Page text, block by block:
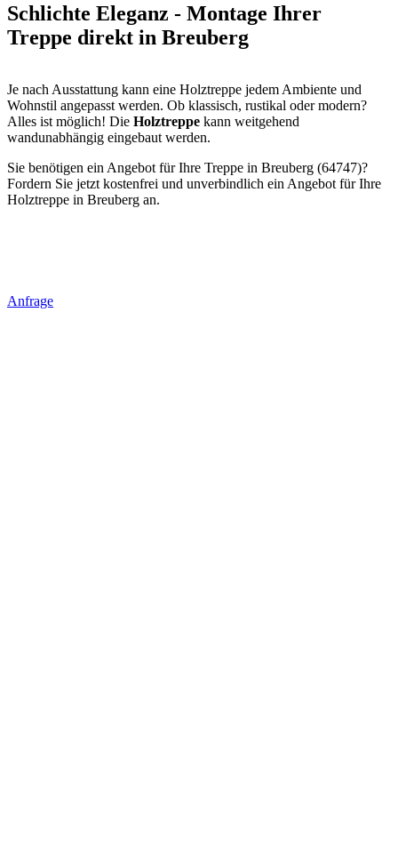
Schlichte Eleganz - Montage Ihrer
Treppe direkt in Breuberg
Je nach Ausstattung kann eine Holztreppe jedem Ambiente und
Wohnstil angepasst werden. Ob klassisch, rustikal oder modern?
Alles ist möglich! Die Holztreppe kann weitgehend
wandunabhängig eingebaut werden.
Sie benötigen ein Angebot für Ihre Treppe in Breuberg (64747)?
Fordern Sie jetzt kostenfrei und unverbindlich ein Angebot für Ihre
Holztreppe in Breuberg an.
Anfrage